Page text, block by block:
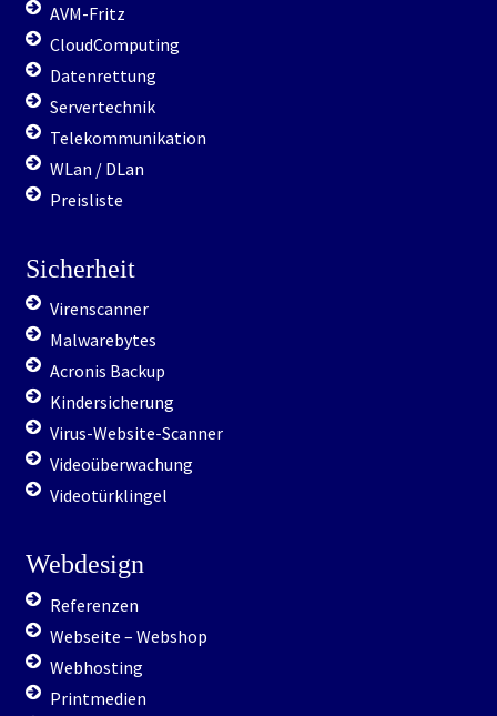
AVM-Fritz
CloudComputing
Datenrettung
Servertechnik
Telekommunikation
WLan / DLan
Preisliste
Sicherheit
Virenscanner
Malwarebytes
Acronis Backup
Kindersicherung
Virus-Website-Scanner
Videoüberwachung
Videotürklingel
Webdesign
Referenzen
Webseite – Webshop
Webhosting
Printmedien